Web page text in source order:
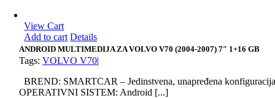
View Cart
Add to cart Details
ANDROID MULTIMEDIJA ZA VOLVO V70 (2004-2007) 7″ 1+16 GB
Tags:VOLVO V70|
BREND: SMARTCAR – Jedinstvena, unapređena
OPERATIVNI SISTEM: Android [...]